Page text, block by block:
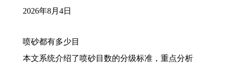
2026年8月4日
喷砂都有多少目
本文系统介绍了喷砂目数的分级标准，重点分析